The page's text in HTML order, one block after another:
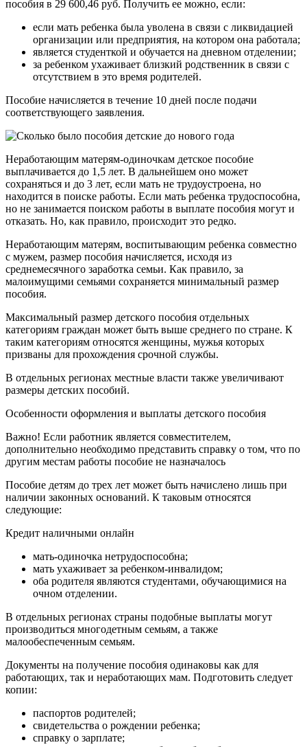
пособия в 29 600,46 руб. Получить ее можно, если:
если мать ребенка была уволена в связи с ликвидацией
организации или предприятия, на котором она работала;
является студенткой и обучается на дневном отделении;
за ребенком ухаживает близкий родственник в связи с
отсутствием в это время родителей.
Пособие начисляется в течение 10 дней после подачи
соответствующего заявления.
Неработающим матерям-одиночкам детское пособие
выплачивается до 1,5 лет. В дальнейшем оно может
сохраняться и до 3 лет, если мать не трудоустроена, но
находится в поиске работы. Если мать ребенка трудоспособна,
но не занимается поиском работы в выплате пособия могут и
отказать. Но, как правило, происходит это редко.
Неработающим матерям, воспитывающим ребенка совместно
с мужем, размер пособия начисляется, исходя из
среднемесячного заработка семьи. Как правило, за
малоимущими семьями сохраняется минимальный размер
пособия.
Максимальный размер детского пособия отдельных
категориям граждан может быть выше среднего по стране. К
таким категориям относятся женщины, мужья которых
призваны для прохождения срочной службы.
В отдельных регионах местные власти также увеличивают
размеры детских пособий.
Особенности оформления и выплаты детского пособия
Важно! Если работник является совместителем,
дополнительно необходимо представить справку о том, что по
другим местам работы пособие не назначалось
Пособие детям до трех лет может быть начислено лишь при
наличии законных оснований. К таковым относятся
следующие:
Кредит наличными онлайн
мать-одиночка нетрудоспособна;
мать ухаживает за ребенком-инвалидом;
оба родителя являются студентами, обучающимися на
очном отделении.
В отдельных регионах страны подобные выплаты могут
производиться многодетным семьям, а также
малообеспеченным семьям.
Документы на получение пособия одинаковы как для
работающих, так и неработающих мам. Подготовить следует
копии:
паспортов родителей;
свидетельства о рождении ребенка;
справку о зарплате;